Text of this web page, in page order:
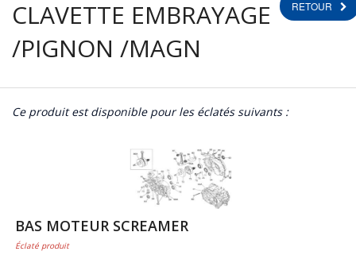
RETOUR
CLAVETTE EMBRAYAGE
/PIGNON /MAGN
Ce produit est disponible pour les éclatés suivants :
BAS MOTEUR SCREAMER
Éclaté produit